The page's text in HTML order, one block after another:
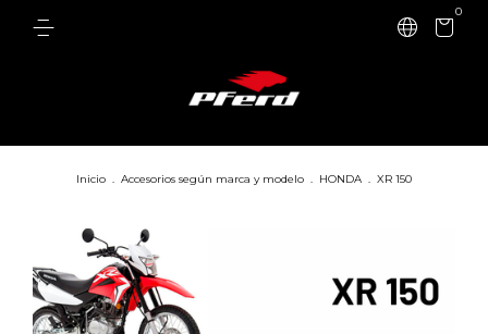
0
Inicio . Accesorios según marca y modelo . HONDA . XR 150